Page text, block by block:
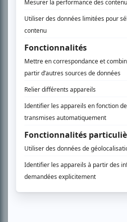
télévision» a d’abord oeuvré au magazine
l’actualité télévisuelle au 98,5.
En savoir plus »
SUR LE RÉSEAU BIZZ MÉDIA
PLAN DU SITE
Accueil
Liste des oeuvres
Liste des comédiens
Recherche avancée